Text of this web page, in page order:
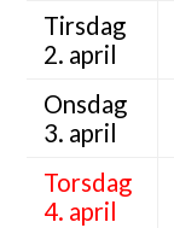
Tirsdag
2. april
Onsdag
3. april
Torsdag
4. april